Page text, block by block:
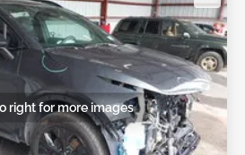
right for more images